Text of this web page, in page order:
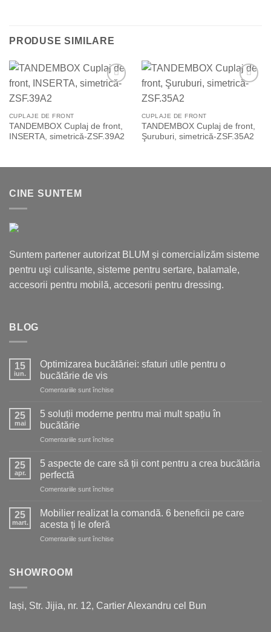
PRODUSE SIMILARE
CUPLAJE DE FRONT
TANDEMBOX Cuplaj de front,
INSERTA, simetrică-ZSF.39A2
CUPLAJE DE FRONT
TANDEMBOX Cuplaj de front,
Şuruburi, simetrică-ZSF.35A2
CINE SUNTEM
Suntem partener autorizat BLUM și comercializăm sisteme
pentru uşi culisante, sisteme pentru sertare, balamale,
accesorii pentru mobilă, accesorii pentru dressing.
BLOG
15
iun.
Optimizarea bucătăriei: sfaturi utile pentru o
bucătărie de vis
Comentariile sunt închisepentru
bucătăriei:
sfaturi
pentru
bucătărie
25
mai
5 soluții moderne pentru mai mult spațiu în
bucătărie
Comentariile sunt închisepentru
soluții
moderne
mai
spațiu
25
apr.
5 aspecte de care să ții cont pentru a crea bucătăria
perfectă
Comentariile sunt închisepentru
să
bucătăria
25
mart.
Mobilier realizat la comandă. 6 beneficii pe care
acesta ți le oferă
Comentariile sunt închisepentru
pe
SHOWROOM
Iași, Str. Jijia, nr. 12, Cartier Alexandru cel Bun